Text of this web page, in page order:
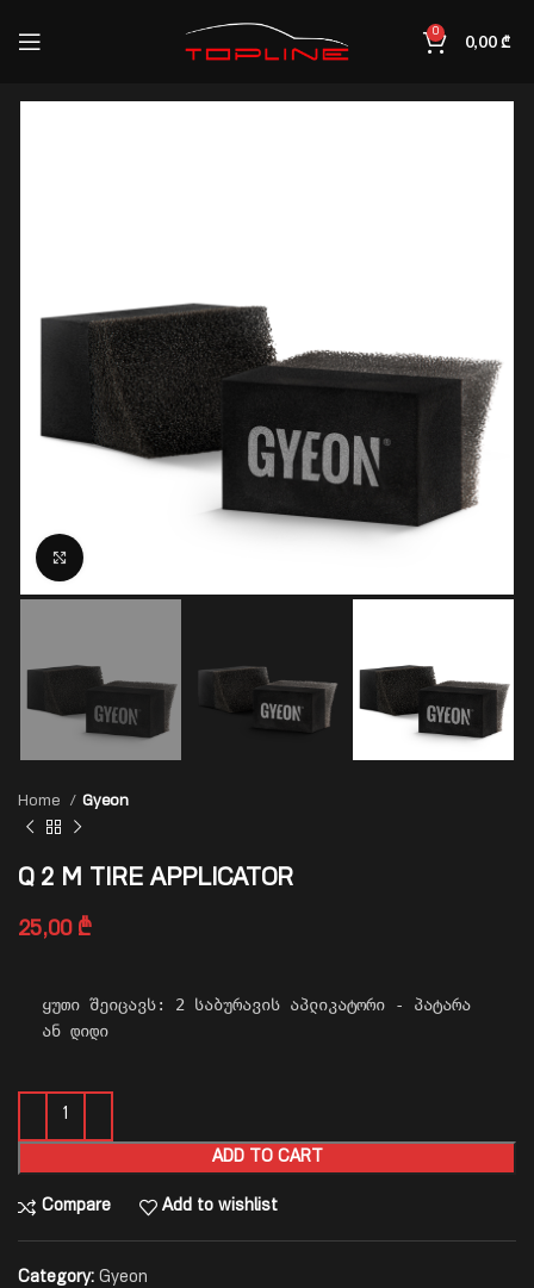
0 0,00₾
Home Gyeon
Q 2 M TIRE APPLICATOR
25,00 ₾
ყუთი შეიცავს: 2 საბურავის აპლიკატორი - პატარა
ან დიდი
ADD TO CART
Compare Add to wishlist
Category: Gyeon